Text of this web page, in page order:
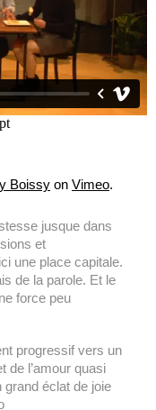
Boissy on Vimeo.
jusque dans
et
une place capitale.
de la parole. Et le
force peu
progressif vers un
de l’amour quasi
grand éclat de joie